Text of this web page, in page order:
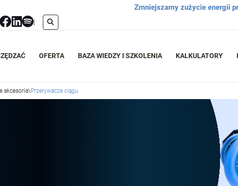
Zmniejszamy zużycie energii
|
OFERTA BAZA WIEDZY I SZKOLENIA KALKULATORY
akcesoria\Przerywacze ciągu